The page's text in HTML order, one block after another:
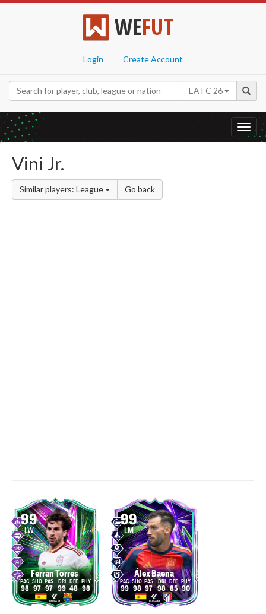
WEFUT
Login Create Account
EA FC 26
Vini Jr.
Similar players: League Go back
99
LW
Ferran Torres
98 97 97 99 48 98
99
LM
Álex Baena
99 98 97 98 85 90